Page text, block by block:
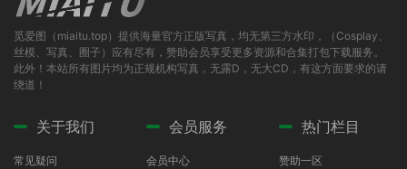
觅爱图（miaitu.top）提供海量官方正版写真，均无第三方水印，（Cosplay、
丝模、写真、圈子）应有尽有，赞助会员享受更多资源和合集打包下载服务。
此外！本站所有图片均为正规机构写真，无露D，无大CD，有这方面要求的请
绕道！
关于我们
常见疑问
会员服务
会员中心
热门栏目
赞助一区